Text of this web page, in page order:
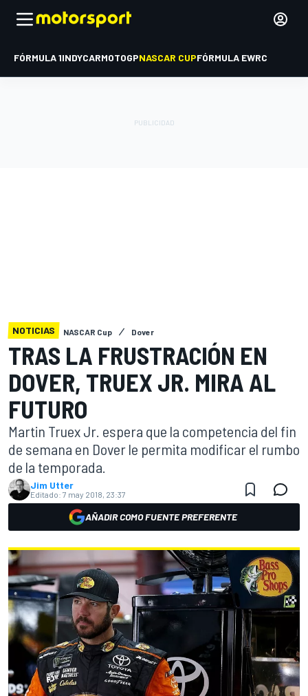
FÓRMULA 1INDYCARMOTOGPNASCAR CUPFÓRMULA EWRC
NOTICIAS NASCAR Cup Dover
TRAS LA FRUSTRACIÓN EN
DOVER, TRUEX JR. MIRA AL
FUTURO
Martin Truex Jr. espera que la competencia del fin
de semana en Dover le permita modificar el rumbo
de la temporada.
Jim Utter
Editado: 7 may 2018, 23:37
AÑADIR COMO FUENTE PREFERENTE